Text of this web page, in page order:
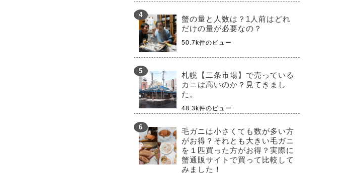
蟹の量と人数は？1人前はどれ
だけの量が必要なの？
50.7k件のビュー
札幌【二条市場】で売っている
カニは高いのか？見てきまし
た。
48.3k件のビュー
毛ガニは小さくても数が多い方
がお得？それとも大きい毛ガニ
を１匹買った方がお得？実際に
蟹通販サイトで買って比較して
みました！